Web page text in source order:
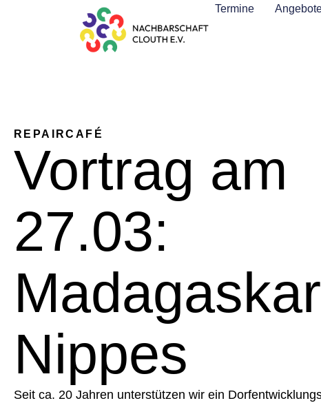
Termine
REPAIRCAFÉ
Vortrag am
27.03:
Nippes
Seit ca. 20 Jahren unterstützen wir ein